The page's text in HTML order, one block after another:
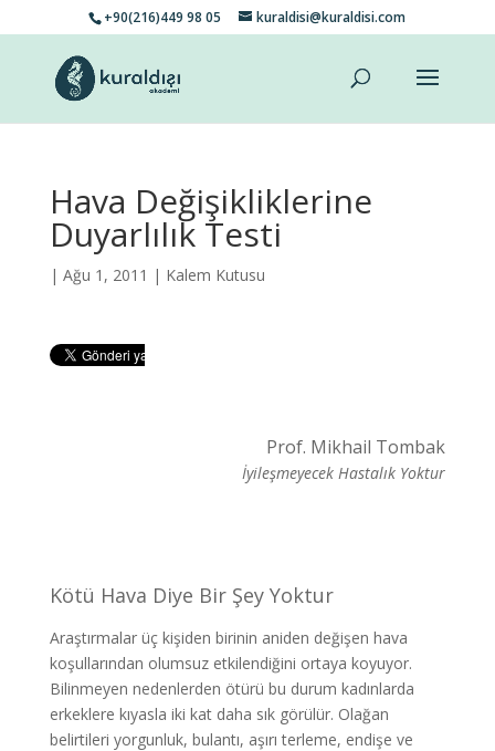
+90(216)449 98 05 kuraldisi@kuraldisi.com
Hava Değişikliklerine
Duyarlılık Testi
| Ağu 1, 2011 | Kalem Kutusu
Prof. Mikhail Tombak
İyileşmeyecek Hastalık Yoktur
Kötü Hava Diye Bir Şey Yoktur
Araştırmalar üç kişiden birinin aniden değişen hava
koşullarından olumsuz etkilendiğini ortaya koyuyor.
Bilinmeyen nedenlerden ötürü bu durum kadınlarda
erkeklere kıyasla iki kat daha sık görülür. Olağan
belirtileri yorgunluk, bulantı, aşırı terleme, endişe ve